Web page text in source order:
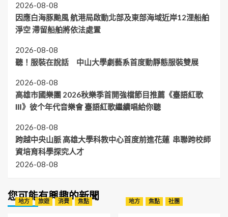
2026-08-08
因應白海豚颱風 航港局啟動北部及東部海域近岸12浬船舶
淨空 滯留船舶將依法處置
2026-08-08
聽！服裝在說話 中山大學劇藝系首度動靜態服裝雙展
2026-08-08
高雄市國樂團 2026秋樂季首開強檔節目推薦《臺語紅歌
Ⅲ》彼个年代音樂會 臺語紅歌繼續唱給你聽
2026-08-08
跨越中央山脈 高雄大學科教中心首度前進花蓮 串聯跨校師
資培育科學探究人才
2026-08-08
您可能有興趣的新聞
地方 旅遊 消費 焦點 地方 焦點 社團